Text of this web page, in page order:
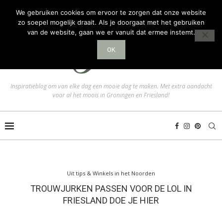
Inspiratieblog om van elke dag een mooie dag te maken. Met extra aandacht
voor al het moois in Groningen en Friesland!
Uit tips & Winkels in het Noorden
TROUWJURKEN PASSEN VOOR DE LOL IN
FRIESLAND DOE JE HIER
We gebruiken cookies om ervoor te zorgen dat onze website
zo soepel mogelijk draait. Als je doorgaat met het gebruiken
van de website, gaan we er vanuit dat ermee instemt.
OK